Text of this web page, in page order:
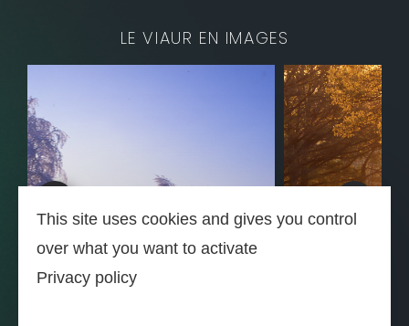
LE VIAUR EN IMAGES
This site uses cookies and gives you control
over what you want to activate
Privacy policy